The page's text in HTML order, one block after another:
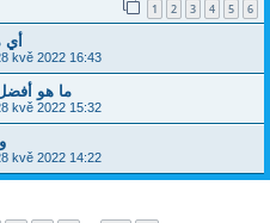
1 2 3 4 5 6
أي
kvě 2022 16:43
ما هو أفضل
kvě 2022 15:32
kvě 2022 14:22